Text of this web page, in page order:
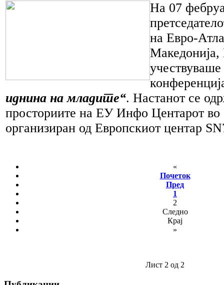
На 07
на Евро-
иднина на младите“. Настанот се
просториите на ЕУ Инфо Центарот во
организиран од Европскиот центар
«
Почеток
Пред
1
2
Следно
Крај
»
Лист 2 од 2